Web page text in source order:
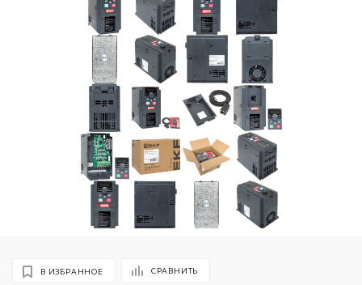
В ИЗБРАННОЕ СРАВНИТЬ